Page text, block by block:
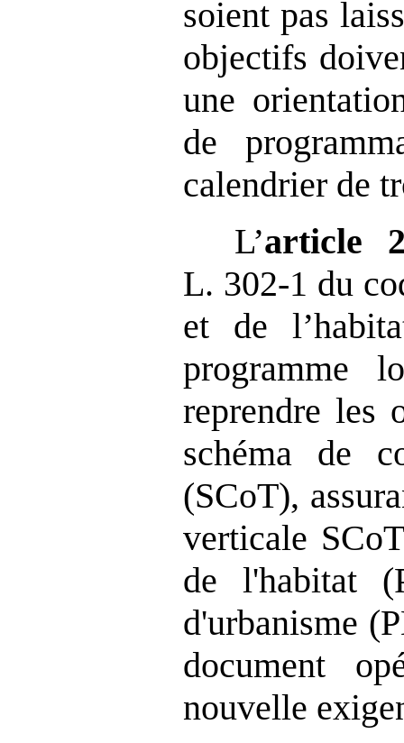
soient pas
objectifs
une
de
calendrier de
L’article
L. 302‑1 du
et de
programme
reprendre les
schéma de
(SCoT),
verticale
de l'habitat
d'urbanisme
document
nouvelle